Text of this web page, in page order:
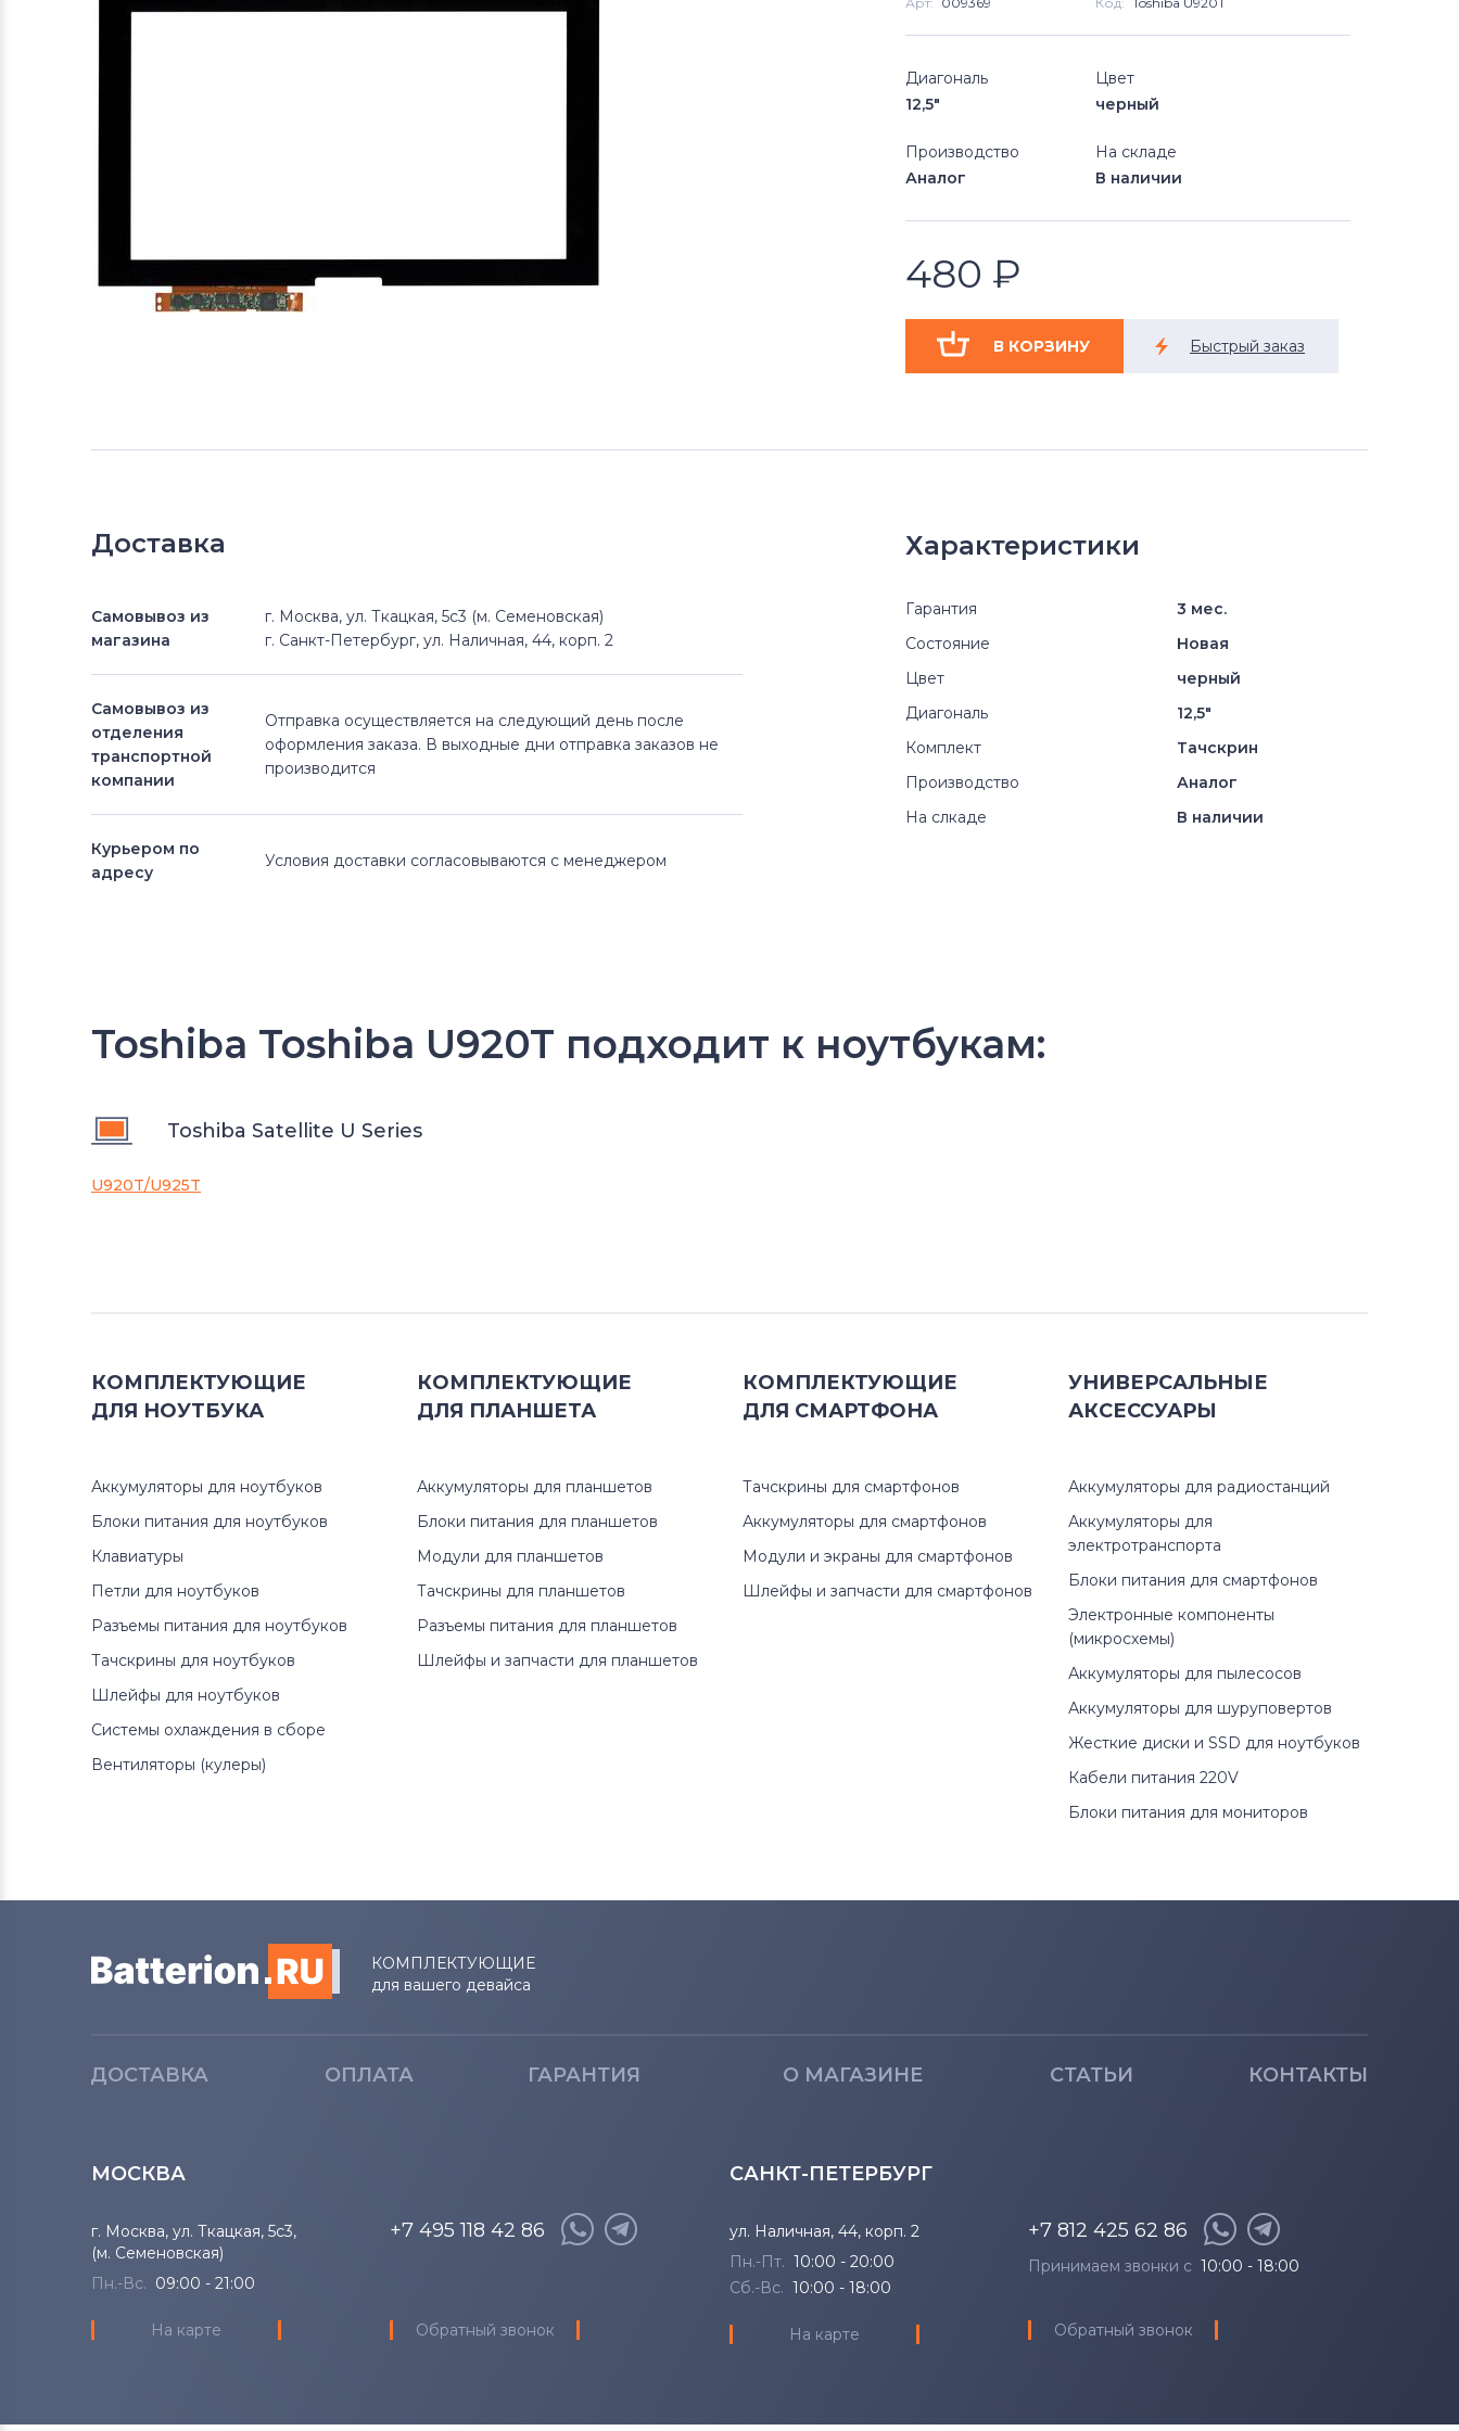
Диагональ
12,5"
Цвет
черный
Производство
Аналог
На складе
В наличии
480 ₽
Доставка
Самовывоз из
магазина
г. Москва, ул. Ткацкая, 5с3 (м. Семеновская)
г. Санкт-Петербург, ул. Наличная, 44, корп. 2
Самовывоз из
отделения
транспортной
компании
Отправка осуществляется на следующий день после
оформления заказа. В выходные дни отправка заказов не
производится
Курьером по
адресу
Условия доставки согласовываются с менеджером
Характеристики
Гарантия
3 мес.
Состояние
Новая
Цвет
черный
Диагональ
12,5"
Комплект
Тачскрин
Производство
Аналог
На слкаде
В наличии
Toshiba Toshiba U920T подходит к ноутбукам:
Toshiba Satellite U Series
U920T/U925T
КОМПЛЕКТУЮЩИЕ
ДЛЯ НОУТБУКА
Аккумуляторы для ноутбуков
Блоки питания для ноутбуков
Клавиатуры
Петли для ноутбуков
Разъемы питания для ноутбуков
Тачскрины для ноутбуков
Шлейфы для ноутбуков
Системы охлаждения в сборе
Вентиляторы (кулеры)
КОМПЛЕКТУЮЩИЕ
ДЛЯ ПЛАНШЕТА
Аккумуляторы для планшетов
Блоки питания для планшетов
Модули для планшетов
Тачскрины для планшетов
Разъемы питания для планшетов
Шлейфы и запчасти для планшетов
КОМПЛЕКТУЮЩИЕ
ДЛЯ СМАРТФОНА
Тачскрины для смартфонов
Аккумуляторы для смартфонов
Модули и экраны для смартфонов
Шлейфы и запчасти для смартфонов
УНИВЕРСАЛЬНЫЕ
АКСЕССУАРЫ
Аккумуляторы для радиостанций
Аккумуляторы для
электротранспорта
Блоки питания для смартфонов
Электронные компоненты
(микросхемы)
Аккумуляторы для пылесосов
Аккумуляторы для шуруповертов
Жесткие диски и SSD для ноутбуков
Кабели питания 220V
Блоки питания для мониторов
КОМПЛЕКТУЮЩИЕ
для вашего девайса
ДОСТАВКА ОПЛАТА ГАРАНТИЯ О МАГАЗИНЕ СТАТЬИ КОНТАКТЫ
МОСКВА
г. Москва, ул. Ткацкая, 5с3,
(м. Семеновская)
Пн.-Вс. 09:00 - 21:00
На карте
+7 495 118 42 86
Обратный звонок
САНКТ-ПЕТЕРБУРГ
ул. Наличная, 44, корп. 2
Пн.-Пт. 10:00 - 20:00
Сб.-Вс. 10:00 - 18:00
На карте
+7 812 425 62 86
Принимаем звонки с 10:00 - 18:00
Обратный звонок